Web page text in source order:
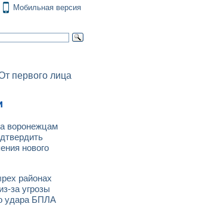
Мобильная версия
первого лица
воронежцам
нового
районах
за угрозы
удара БПЛА